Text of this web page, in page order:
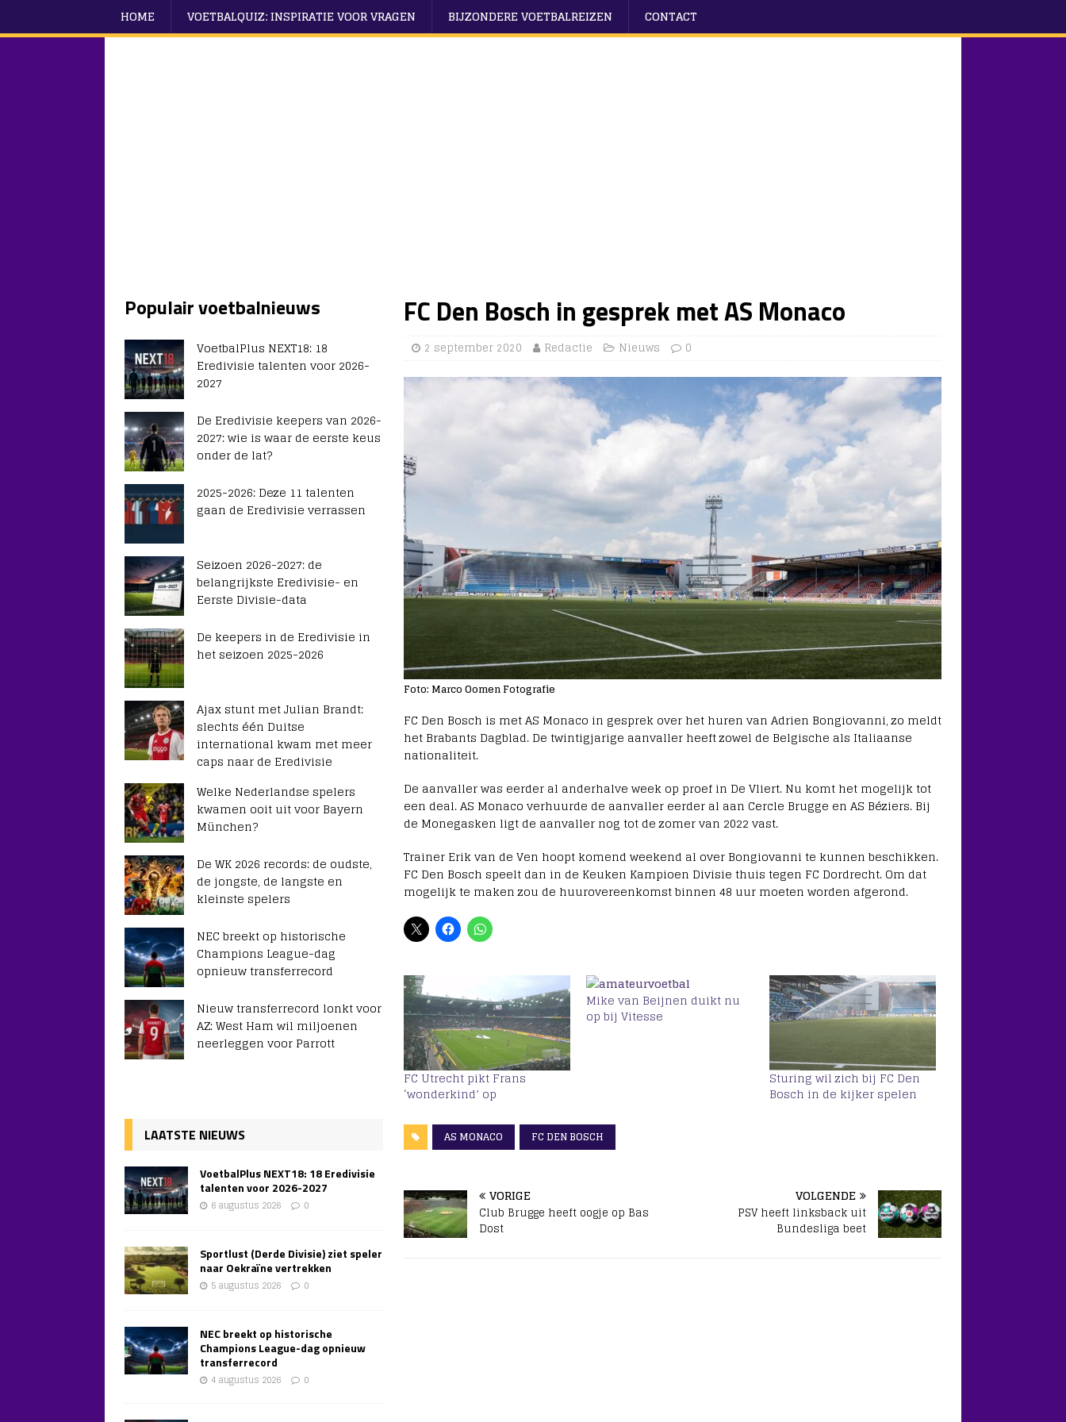
HOME VOETBALQUIZ: INSPIRATIE VOOR VRAGEN BIJZONDERE VOETBALREIZEN CONTACT
FC Den Bosch in gesprek met AS Monaco
2 september 2020 Redactie Nieuws 0
Foto: Marco Oomen Fotografie
FC Den Bosch is met AS Monaco in gesprek over het huren van Adrien Bongiovanni, zo meldt
het Brabants Dagblad. De twintigjarige aanvaller heeft zowel de Belgische als Italiaanse
nationaliteit.
De aanvaller was eerder al anderhalve week op proef in De Vliert. Nu komt het mogelijk tot
een deal. AS Monaco verhuurde de aanvaller eerder al aan Cercle Brugge en AS Béziers. Bij
de Monegasken ligt de aanvaller nog tot de zomer van 2022 vast.
Trainer Erik van de Ven hoopt komend weekend al over Bongiovanni te kunnen beschikken.
FC Den Bosch speelt dan in de Keuken Kampioen Divisie thuis tegen FC Dordrecht. Om dat
mogelijk te maken zou de huurovereenkomst binnen 48 uur moeten worden afgerond.
FC Utrecht pikt Frans
‘wonderkind’ op
Mike van Beijnen duikt nu
op bij Vitesse
Sturing wil zich bij FC Den
Bosch in de kijker spelen
AS MONACO FC DEN BOSCH
VORIGE
Club Brugge heeft oogje op Bas
Dost
VOLGENDE
PSV heeft linksback uit
Bundesliga beet
Populair voetbalnieuws
VoetbalPlus NEXT18: 18
Eredivisie talenten voor 2026-
2027
De Eredivisie keepers van 2026-
2027: wie is waar de eerste keus
onder de lat?
2025-2026: Deze 11 talenten
gaan de Eredivisie verrassen
Seizoen 2026-2027: de
belangrijkste Eredivisie- en
Eerste Divisie-data
De keepers in de Eredivisie in
het seizoen 2025-2026
Ajax stunt met Julian Brandt:
slechts één Duitse
international kwam met meer
caps naar de Eredivisie
Welke Nederlandse spelers
kwamen ooit uit voor Bayern
München?
De WK 2026 records: de oudste,
de jongste, de langste en
kleinste spelers
NEC breekt op historische
Champions League-dag
opnieuw transferrecord
Nieuw transferrecord lonkt voor
AZ: West Ham wil miljoenen
neerleggen voor Parrott
LAATSTE NIEUWS
VoetbalPlus NEXT18: 18 Eredivisie
talenten voor 2026-2027
6 augustus 2026 0
Sportlust (Derde Divisie) ziet speler
naar Oekraïne vertrekken
5 augustus 2026 0
NEC breekt op historische
Champions League-dag opnieuw
transferrecord
4 augustus 2026 0